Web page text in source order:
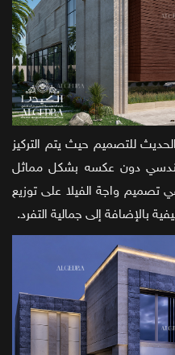
للتصميم حيث يتم التركيز
دون عكسه بشكل مماثل
تصميم واجة الفيلا على توزيع
بالإضافة إلى جمالية التفرد.